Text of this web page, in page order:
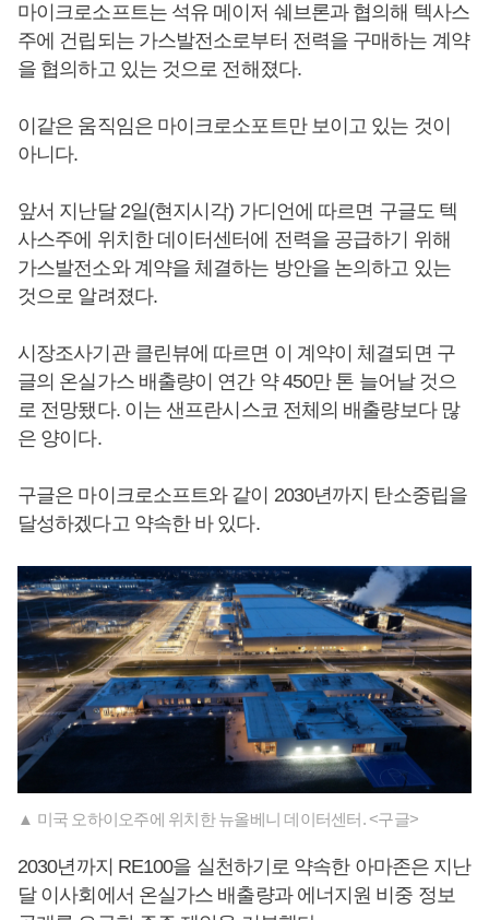
마이크로소프트는 석유 메이저 쉐브론과 협의해 텍사스
주에 건립되는 가스발전소로부터 전력을 구매하는 계약
을 협의하고 있는 것으로 전해졌다.
이같은 움직임은 마이크로소포트만 보이고 있는 것이
아니다.
앞서 지난달 2일(현지시각) 가디언에 따르면 구글도 텍
사스주에 위치한 데이터센터에 전력을 공급하기 위해
가스발전소와 계약을 체결하는 방안을 논의하고 있는
것으로 알려졌다.
시장조사기관 클린뷰에 따르면 이 계약이 체결되면 구
글의 온실가스 배출량이 연간 약 450만 톤 늘어날 것으
로 전망됐다. 이는 샌프란시스코 전체의 배출량보다 많
은 양이다.
구글은 마이크로소프트와 같이 2030년까지 탄소중립을
달성하겠다고 약속한 바 있다.
▲ 미국 오하이오주에 위치한 뉴올베니 데이터센터. <구글>
2030년까지 RE100을 실천하기로 약속한 아마존은 지난
달 이사회에서 온실가스 배출량과 에너지원 비중 정보